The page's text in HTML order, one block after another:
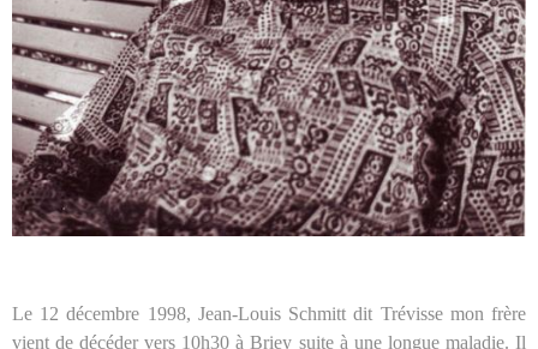
Le 12 décembre 1998, Jean-Louis Schmitt dit Trévisse mon frère
vient de décéder vers 10h30 à Briey suite à une longue maladie. Il